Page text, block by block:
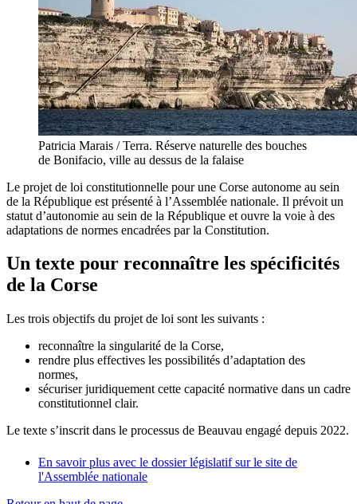
Patricia Marais / Terra. Réserve naturelle des bouches
de Bonifacio, ville au dessus de la falaise
Le projet de loi constitutionnelle pour une Corse autonome au sein
de la République est présenté à l’Assemblée nationale. Il prévoit un
statut d’autonomie au sein de la République et ouvre la voie à des
adaptations de normes encadrées par la Constitution.
Un texte pour reconnaître les spécificités
de la Corse
Les trois objectifs du projet de loi sont les suivants :
reconnaître la singularité de la Corse,
rendre plus effectives les possibilités d’adaptation des
normes,
sécuriser juridiquement cette capacité normative dans un cadre
constitutionnel clair.
Le texte s’inscrit dans le processus de Beauvau engagé depuis 2022.
En savoir plus avec le dossier législatif sur le site de
l'Assemblée nationale